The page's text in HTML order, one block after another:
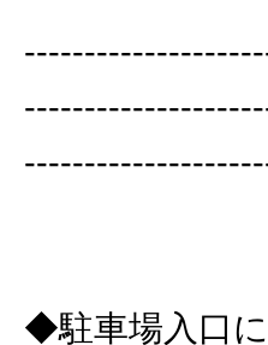
◆駐車場入口